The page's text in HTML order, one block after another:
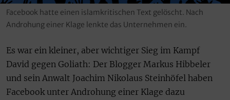
Facebook hatte einen islamkritischen Text gelöscht. Nach
Androhung einer Klage lenkte das Unternehmen ein.
Es war ein kleiner, aber wichtiger Sieg im Kampf
David gegen Goliath: Der Blogger Markus Hibbeler
und sein Anwalt Joachim Nikolaus Steinhöfel haben
Facebook unter Androhung einer Klage dazu